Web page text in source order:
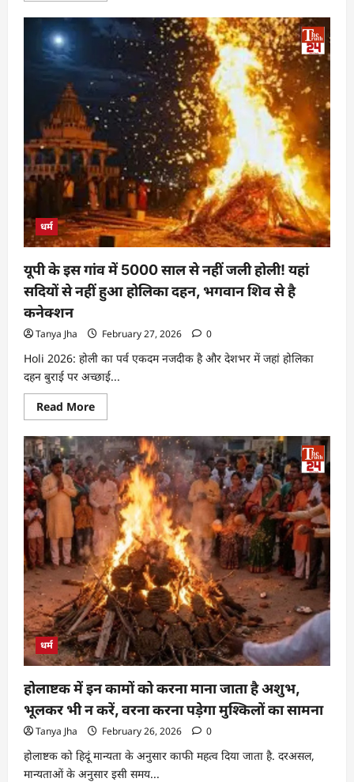
धर्म
यूपी के इस गांव में 5000 साल से नहीं जली होली! यहां
सदियों से नहीं हुआ होलिका दहन, भगवान शिव से है
कनेक्शन
Tanya Jha February 27, 2026 0
Holi 2026: होली का पर्व एकदम नजदीक है और देशभर में जहां होलिका
दहन बुराई पर अच्छाई...
Read More
धर्म
होलाष्टक में इन कामों को करना माना जाता है अशुभ,
भूलकर भी न करें, वरना करना पड़ेगा मुश्किलों का सामना
Tanya Jha February 26, 2026 0
होलाष्टक को हिदूं मान्यता के अनुसार काफी महत्व दिया जाता है. दरअसल,
मान्यताओं के अनुसार इसी समय...